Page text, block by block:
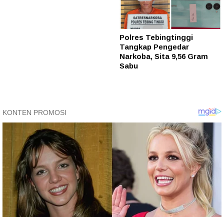
Polres Tebingtinggi
Tangkap Pengedar
Narkoba, Sita 9,56 Gram
Sabu